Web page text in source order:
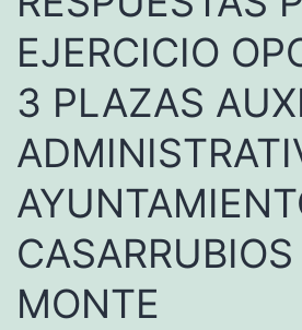
EJERCICIO
3 PLAZAS
MONTE